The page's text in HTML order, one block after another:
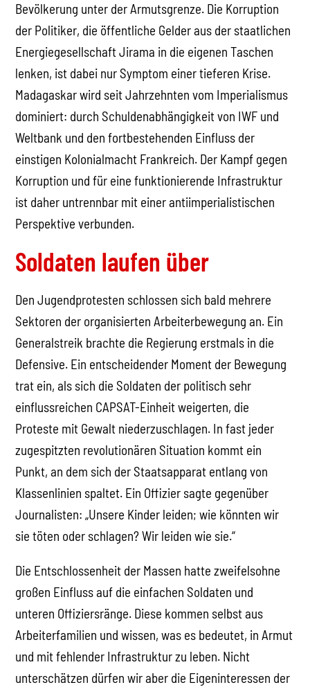
Bevölkerung unter der Armutsgrenze. Die Korruption
der Politiker, die öffentliche Gelder aus der staatlichen
Energiegesellschaft Jirama in die eigenen Taschen
lenken, ist dabei nur Symptom einer tieferen Krise.
Madagaskar wird seit Jahrzehnten vom Imperialismus
dominiert: durch Schuldenabhängigkeit von IWF und
Weltbank und den fortbestehenden Einfluss der
einstigen Kolonialmacht Frankreich. Der Kampf gegen
Korruption und für eine funktionierende Infrastruktur
ist daher untrennbar mit einer antiimperialistischen
Perspektive verbunden.
Soldaten laufen über
Den Jugendprotesten schlossen sich bald mehrere
Sektoren der organisierten Arbeiterbewegung an. Ein
Generalstreik brachte die Regierung erstmals in die
Defensive. Ein entscheidender Moment der Bewegung
trat ein, als sich die Soldaten der politisch sehr
einflussreichen CAPSAT-Einheit weigerten, die
Proteste mit Gewalt niederzuschlagen. In fast jeder
zugespitzten revolutionären Situation kommt ein
Punkt, an dem sich der Staatsapparat entlang von
Klassenlinien spaltet. Ein Offizier sagte gegenüber
Journalisten: „Unsere Kinder leiden; wie könnten wir
sie töten oder schlagen? Wir leiden wie sie.“
Die Entschlossenheit der Massen hatte zweifelsohne
großen Einfluss auf die einfachen Soldaten und
unteren Offiziersränge. Diese kommen selbst aus
Arbeiterfamilien und wissen, was es bedeutet, in Armut
und mit fehlender Infrastruktur zu leben. Nicht
unterschätzen dürfen wir aber die Eigeninteressen der